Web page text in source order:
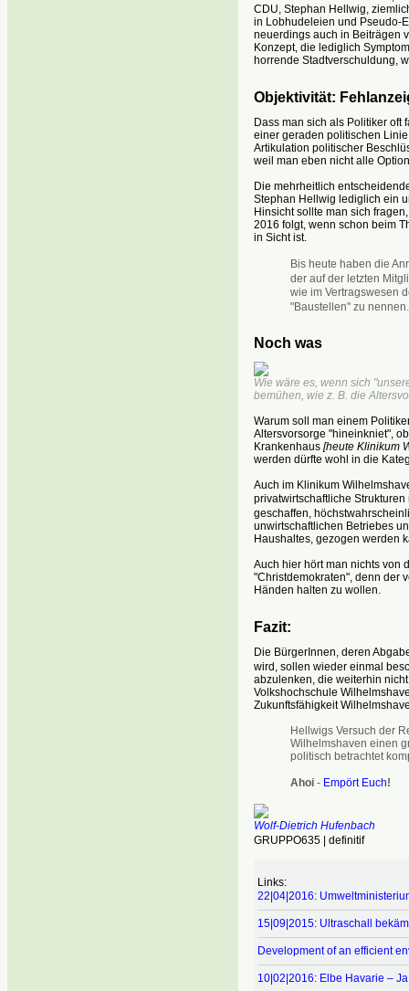
CDU, Stephan Hellwig,
in Lobhudeleien und Pseudo-
neuerdings auch in Beiträgen
Konzept, die lediglich
horrende Stadtverschuldung,
Objektivität:
Dass man sich als Politiker oft
einer geraden politischen
Artikulation politischer
weil man eben nicht alle
Die mehrheitlich
Stephan Hellwig lediglich ein
Hinsicht sollte man sich
2016 folgt, wenn schon beim
in Sicht ist.
Bis heute haben die
der auf der letzten
wie im Vertragswesen
"Baustellen" zu nennen.
Noch was
Wie wäre es, wenn sich
bemühen, wie z. B. die
Warum soll man einem
Altersvorsorge "hineinkniet",
Krankenhaus[heute Klinikum
werden dürfte wohl in die
Auch im Klinikum
privatwirtschaftliche
geschaffen,
unwirtschaftlichen Betriebes
Haushaltes, gezogen werden
Auch hier hört man nichts von
"Christdemokraten", denn der
Händen halten zu wollen.
Fazit:
Die BürgerInnen, deren
wird, sollen wieder einmal
abzulenken, die weiterhin
Volkshochschule
Zukunftsfähigkeit
Hellwigs Versuch der
Wilhelmshaven einen
politisch betrachtet
Ahoi- Empört Euch!
Wolf-Dietrich Hufenbach
GRUPPO635 | definitif
Links:
22|04|2016:
15|09|2015: Ultraschall
Development of an efficient
10|02|2016: Elbe Havarie –